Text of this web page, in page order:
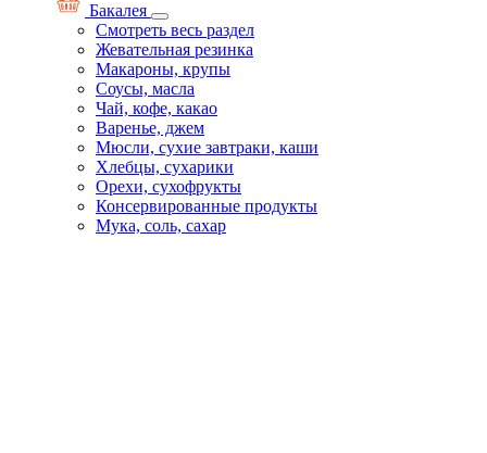
Бакалея
Смотреть весь раздел
Жевательная резинка
Макароны, крупы
Соусы, масла
Чай, кофе, какао
Варенье, джем
Мюсли, сухие завтраки, каши
Хлебцы, сухарики
Орехи, сухофрукты
Консервированные продукты
Мука, соль, сахар